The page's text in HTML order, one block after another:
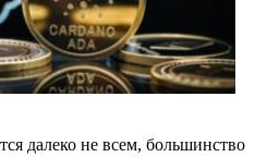
далеко не всем, большинство